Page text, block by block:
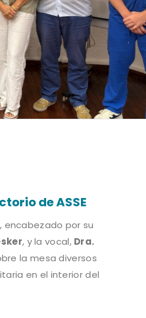
de ASSE
encabezado por su
, y la vocal, Dra.
la mesa diversos
en el interior del